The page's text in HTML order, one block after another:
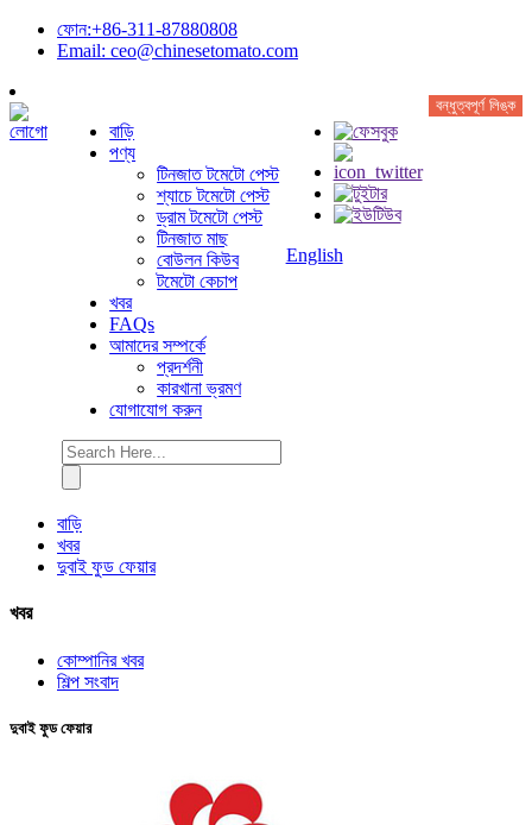
ফোন:+86-311-87880808
Email: ceo@chinesetomato.com
বন্ধুত্বপূর্ণ লিঙ্ক
বাড়ি
পণ্য
টিনজাত টমেটো পেস্ট
শ্যাচে টমেটো পেস্ট
ড্রাম টমেটো পেস্ট
টিনজাত মাছ
বোউলন কিউব
টমেটো কেচাপ
খবর
FAQs
আমাদের সম্পর্কে
প্রদর্শনী
কারখানা ভ্রমণ
যোগাযোগ করুন
English
বাড়ি
খবর
দুবাই ফুড ফেয়ার
খবর
কোম্পানির খবর
শিল্প সংবাদ
দুবাই ফুড ফেয়ার